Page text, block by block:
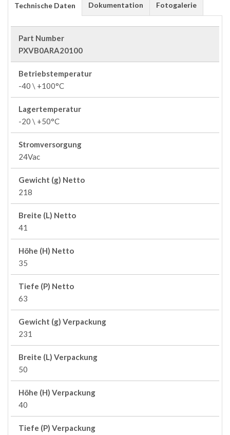
Technische Daten Dokumentation Fotogalerie
Part Number
PXVB0ARA20100
Betriebstemperatur
-40 \ +100°C
Lagertemperatur
-20 \ +50°C
Stromversorgung
24Vac
Gewicht (g) Netto
218
Breite (L) Netto
41
Höhe (H) Netto
35
Tiefe (P) Netto
63
Gewicht (g) Verpackung
231
Breite (L) Verpackung
50
Höhe (H) Verpackung
40
Tiefe (P) Verpackung